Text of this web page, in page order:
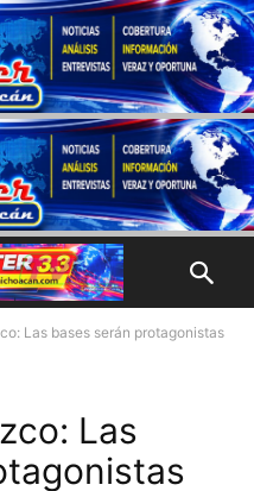
Las bases serán protagonistas
Las